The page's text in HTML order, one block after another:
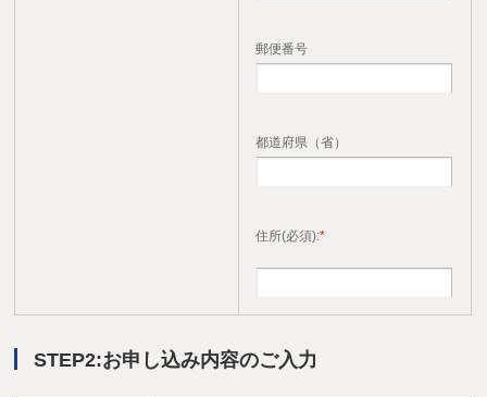
郵便番号
都道府県（省）
住所(必須):*
STEP2:お申し込み内容のご入力